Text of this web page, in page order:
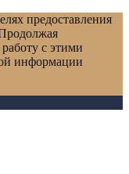
предоставления
работу с этими
информации